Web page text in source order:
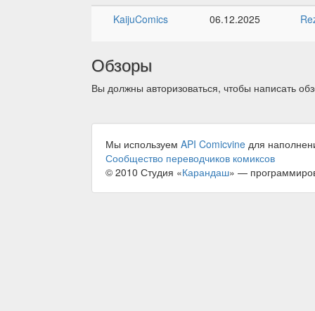
KaijuComics
06.12.2025
Обзоры
Вы должны авторизоваться, чтобы написать
Мы используем API Comicvine для
Сообщество переводчиков комиксов
© 2010 Студия «Карандаш» —